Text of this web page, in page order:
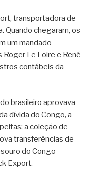
transportadora de
Quando chegaram, os
um mandado
Le Loire e René
contábeis da
brasileiro aprovava
dívida do Congo, a
a coleção de
transferências de
do Congo
Export.